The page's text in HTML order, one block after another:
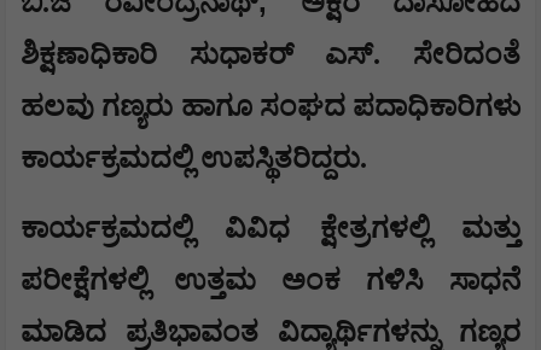
ಶಿಕ್ಷಣಾಧಿಕಾರಿ ಸುಧಾಕರ್ ಎಸ್. ಸೇರಿದಂತೆ
ಹಲವು ಗಣ್ಯರು ಹಾಗೂ ಸಂಘದ ಪದಾಧಿಕಾರಿಗಳು
ಕಾರ್ಯಕ್ರಮದಲ್ಲಿ ಉಪಸ್ಥಿತರಿದ್ದರು.
​ಕಾರ್ಯಕ್ರಮದಲ್ಲಿ ವಿವಿಧ ಕ್ಷೇತ್ರಗಳಲ್ಲಿ ಮತ್ತು
ಪರೀಕ್ಷೆಗಳಲ್ಲಿ ಉತ್ತಮ ಅಂಕ ಗಳಿಸಿ ಸಾಧನೆ
ಮಾಡಿದ ಪ್ರತಿಭಾವಂತ ವಿದ್ಯಾರ್ಥಿಗಳನ್ನು ಗಣ್ಯರ